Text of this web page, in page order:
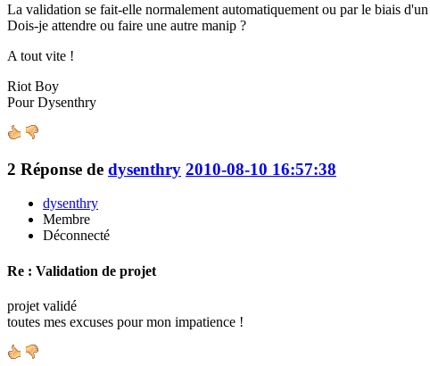
La validation se fait-elle normalement automatiquement ou par le biais
Dois-je attendre ou faire une autre manip ?
A tout vite !
Riot Boy
Pour Dysenthry
2 Réponse de dysenthry 2010-08-10 16:57:38
dysenthry
Membre
Déconnecté
Re : Validation de projet
projet validé
toutes mes excuses pour mon impatience !